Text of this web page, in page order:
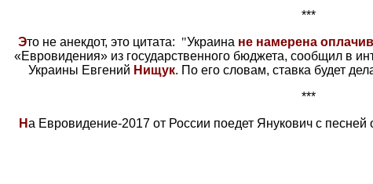
***
Это не анекдот, это цитата: "Украина не намерена
«Евровидения» из государственного бюджета, сообщил в
Украины Евгений Нищук. По его словам, ставка будет
***
На Евровидение-2017 от России поедет Янукович с песней